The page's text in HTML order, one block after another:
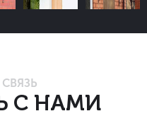
С НАМИ